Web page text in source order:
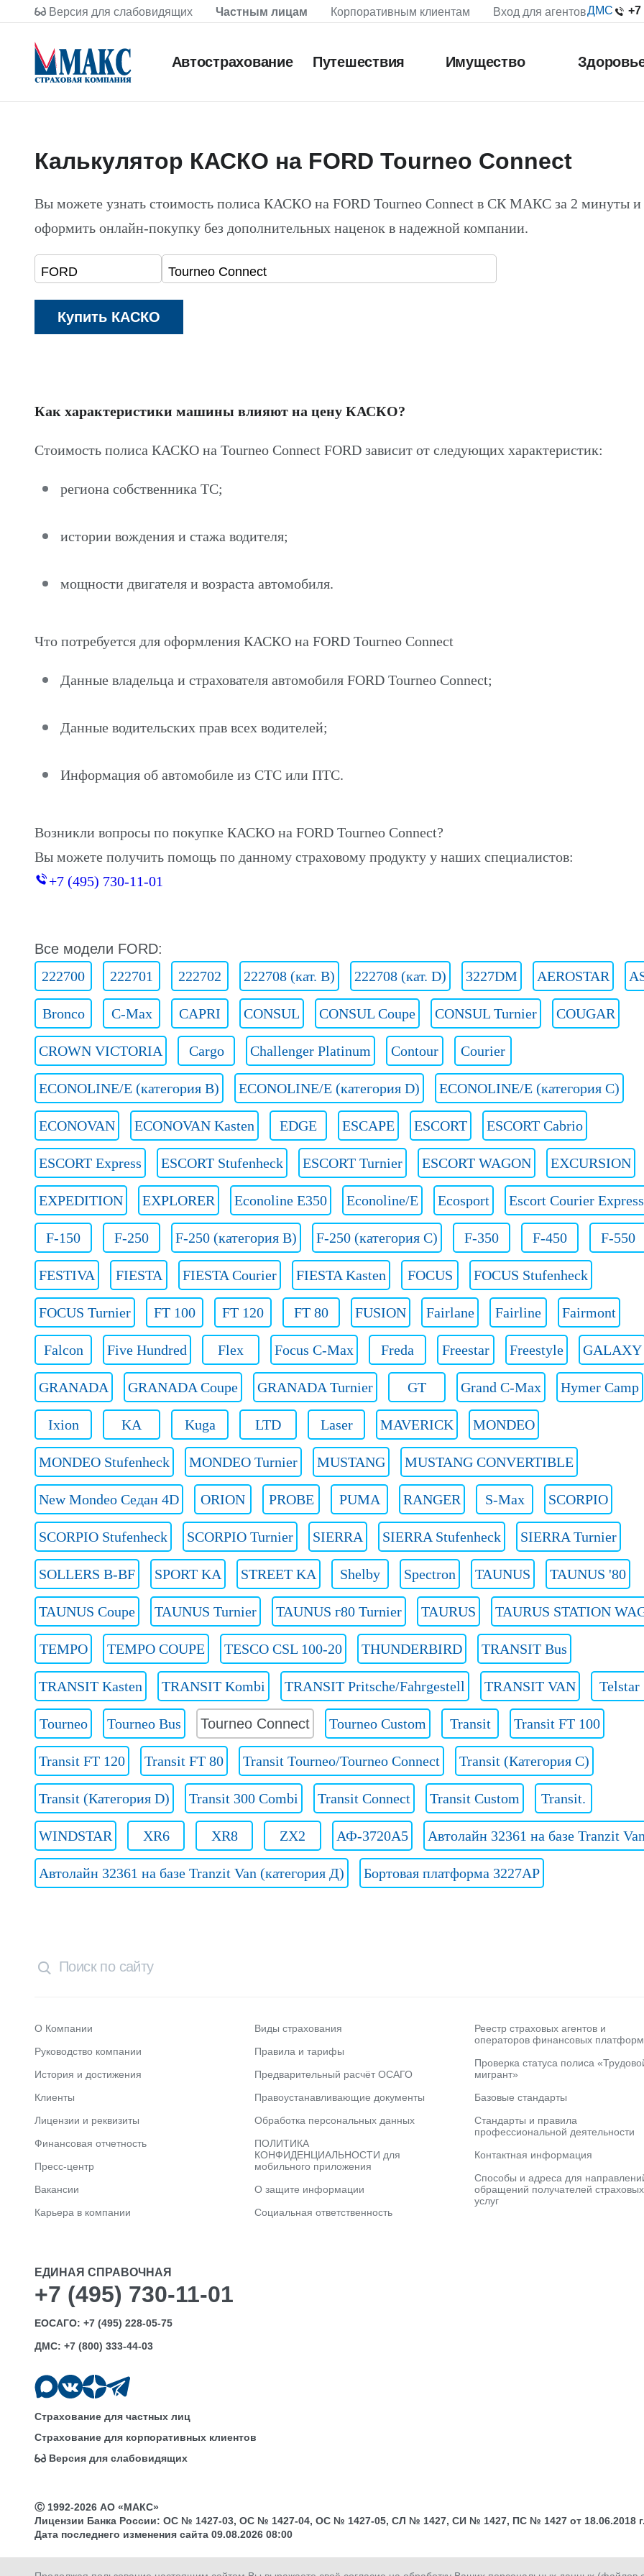
Версия для слабовидящих Частным лицам Корпоративным клиентам Вход для агентовДМС +7
Автострахование Путешествия Имущество
Калькулятор КАСКО на FORD Tourneo Connect
Вы можете узнать стоимость полиса КАСКО на FORD Tourneo Connect в СК МАКС за 2 минуты и
оформить онлайн-покупку без дополнительных наценок в надежной компании.
Как характеристики машины влияют на цену КАСКО?
Стоимость полиса КАСКО на Tourneo Connect FORD зависит от следующих характеристик:
региона собственника ТС;
истории вождения и стажа водителя;
мощности двигателя и возраста автомобиля.
Что потребуется для оформления КАСКО на FORD Tourneo Connect
Данные владельца и страхователя автомобиля FORD Tourneo Connect;
Данные водительских прав всех водителей;
Информация об автомобиле из СТС или ПТС.
Возникли вопросы по покупке КАСКО на FORD Tourneo Connect?
Вы можете получить помощь по данному страховому продукту у наших специалистов:
+7 (495) 730-11-01
Все модели FORD:
222700
222701 222702 222708 (кат. B) 222708 (кат. D) 3227DM AEROSTAR
Bronco C-Max CAPRI CONSUL CONSUL Coupe CONSUL Turnier COUGAR
CROWN VICTORIA Cargo Challenger Platinum Contour Courier
ECONOLINE/E (категория B) ECONOLINE/E (категория D) ECONOLINE/E (категория С)
ECONOVAN ECONOVAN Kasten EDGE ESCAPE ESCORT ESCORT Cabrio
ESCORT Express ESCORT Stufenheck ESCORT Turnier ESCORT WAGON EXCURSION
EXPEDITION EXPLORER Econoline E350 Econoline/E Ecosport Escort Courier Express
F-150 F-250 F-250 (категория B) F-250 (категория C) F-350 F-450 F-550
FESTIVA FIESTA FIESTA Courier FIESTA Kasten FOCUS FOCUS Stufenheck
FOCUS Turnier FT 100 FT 120 FT 80 FUSION Fairlane Fairline Fairmont
Falcon Five Hundred Flex Focus C-Max Freda Freestar Freestyle GALAXY
GRANADA GRANADA Coupe GRANADA Turnier GT Grand C-Max Hymer Camp
Ixion KA Kuga LTD Laser MAVERICK MONDEO
MONDEO Stufenheck MONDEO Turnier MUSTANG MUSTANG CONVERTIBLE
New Mondeo Седан 4D ORION PROBE PUMA RANGER S-Max SCORPIO
SCORPIO Stufenheck SCORPIO Turnier SIERRA SIERRA Stufenheck SIERRA Turnier
SOLLERS B-BF SPORT KA STREET KA Shelby Spectron TAUNUS TAUNUS '80
TAUNUS Coupe TAUNUS Turnier TAUNUS г80 Turnier TAURUS TAURUS STATION
TEMPO TEMPO COUPE TESCO CSL 100-20 THUNDERBIRD TRANSIT Bus
TRANSIT Kasten TRANSIT Kombi TRANSIT Pritsche/Fahrgestell TRANSIT VAN Telstar
Tourneo Tourneo Bus Tourneo Connect Tourneo Custom Transit Transit FT 100
Transit FT 120 Transit FT 80 Transit Tourneo/Tourneo Connect Transit (Категория C)
Transit (Категория D) Transit 300 Combi Transit Connect Transit Custom Transit.
WINDSTAR XR6 XR8 ZX2 АФ-3720А5 Автолайн 32361 на базе Tranzit Van
Автолайн 32361 на базе Tranzit Van (категория Д) Бортовая платформа 3227AP
О Компании
Руководство компании
История и достижения
Клиенты
Лицензии и реквизиты
Финансовая отчетность
Пресс-центр
Вакансии
Карьера в компании
Виды страхования
Правила и тарифы
Предварительный расчёт ОСАГО
Правоустанавливающие документы
Обработка персональных данных
ПОЛИТИКА
КОНФИДЕНЦИАЛЬНОСТИ для
мобильного приложения
О защите информации
Социальная ответственность
Реестр страховых агентов и
операторов финансовых платформ
Проверка статуса полиса
мигрант»
Базовые стандарты
Стандарты и правила
профессиональной деятельности
Контактная информация
Способы и адреса для
обращений получателей страховых
услуг
ЕДИНАЯ СПРАВОЧНАЯ
+7 (495) 730-11-01
ЕОСАГО: +7 (495) 228-05-75
ДМС: +7 (800) 333-44-03
Страхование для частных лиц
Страхование для корпоративных клиентов
Версия для слабовидящих
Ⓒ 1992-2026 АО «МАКС»
Лицензии Банка России: ОС № 1427-03, ОС № 1427-04, ОС № 1427-05, СЛ № 1427, СИ № 1427, ПС № 1427 от 18.06.2018
Дата последнего изменения сайта 09.08.2026 08:00